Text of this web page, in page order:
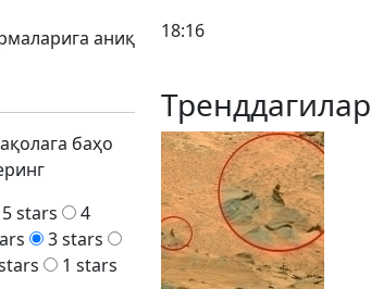
аниқ
баҳо
5 stars
4
3 stars
1 stars
18:16
Тренддагилар